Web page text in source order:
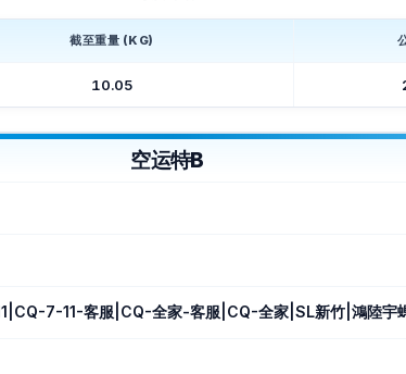
截至重量 (KG)
10.05
空运特B
7-11-客服|CQ-全家-客服|CQ-全家|SL新竹|鴻陸宇